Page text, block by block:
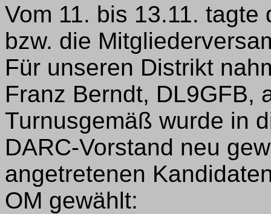
Vom 11. bis 13.11.
bzw. die
Für unseren Distrikt
Franz Berndt, DL9GFB,
Turnusgemäß wurde in
DARC-Vorstand neu
angetretenen
OM gewählt: